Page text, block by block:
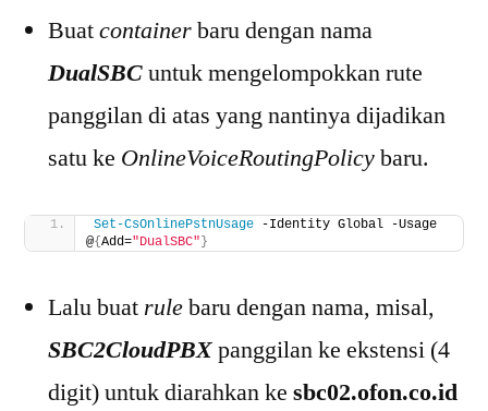
Buatcontainerbaru dengan nama
DualSBCuntuk mengelompokkan rute
panggilan di atas yang nantinya dijadikan
satu ke OnlineVoiceRoutingPolicybaru.
Set-CsOnlinePstnUsage -Identity Global -Usage
@{Add="DualSBC"}
Lalu buat rulebaru dengan nama, misal,
SBC2CloudPBXpanggilan ke ekstensi (4
digit) untuk diarahkan ke sbc02.ofon.co.id